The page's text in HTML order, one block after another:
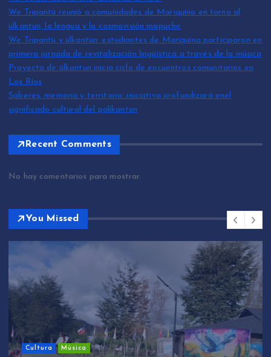
We Tripantü reunió a comunidades de Mariquina en torno al
ülkantun, la lengua y la cosmovisión mapuche
We Tripantü y ülkantun: estudiantes de Mariquina participaron en
primera jornada de revitalización lingüística a través de la música
Proyecto de ülkantun inicia ciclo de encuentros comunitarios en
Los Ríos
Saberes, memoria y territorio: iniciativa profundizará enel
significado cultural del palikantun
Recent Comments
No hay comentarios para mostrar.
You Missed
Cultura Música